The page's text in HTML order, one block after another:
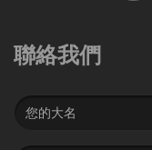
聯絡我們
Name